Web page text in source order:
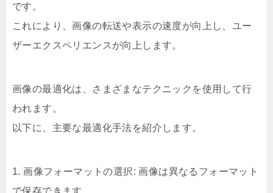
です。
これにより、画像の転送や表示の速度が向上し、ユー
ザーエクスペリエンスが向上します。
画像の最適化は、さまざまなテクニックを使用して行
われます。
以下に、主要な最適化手法を紹介します。
1. 画像フォーマットの選択: 画像は異なるフォーマット
で保存できます。